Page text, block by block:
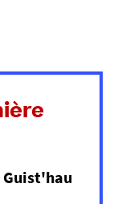
Guist'hau